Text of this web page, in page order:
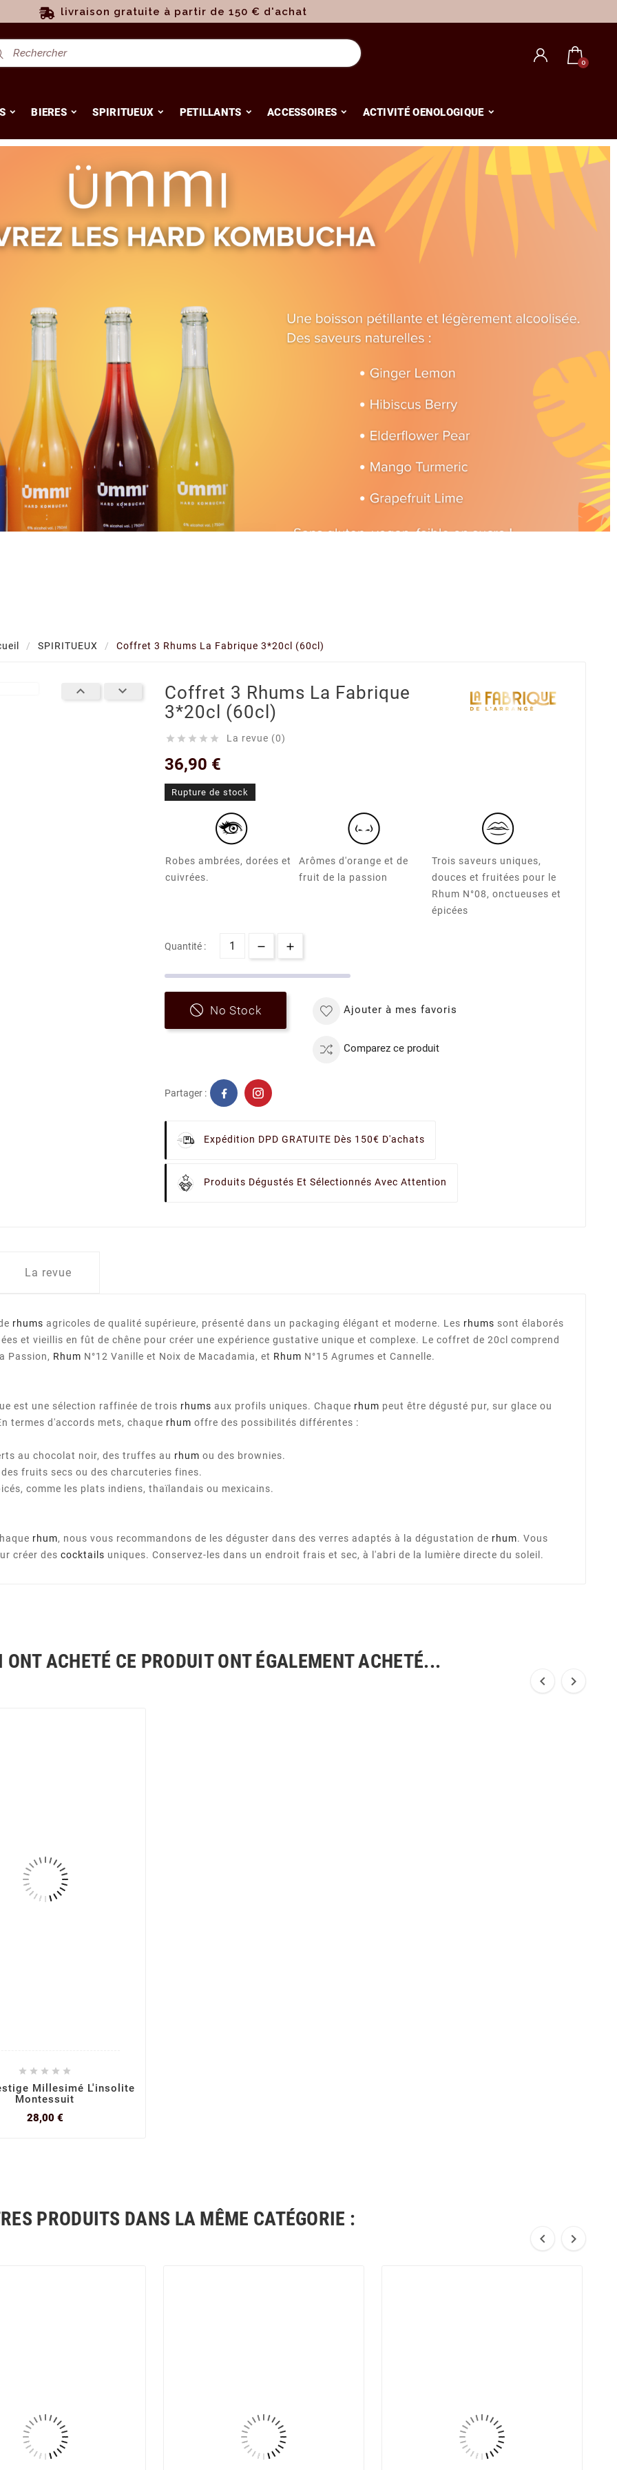
livraison gratuite à partir de 150 € d'achat
BIERES SPIRITUEUX PETILLANTS ACCESSOIRES ACTIVITÉ OENOLOGIQUE
SPIRITUEUX Coffret 3 Rhums La Fabrique 3*20cl (60cl)
 
Coffret 3 Rhums La Fabrique
3*20cl (60cl)
     La revue (0)
36,90 €
Rupture de stock
Robes ambrées, dorées et
cuivrées.
Arômes d'orange et de
fruit de la passion
Trois saveurs uniques,
douces et fruitées pour le
Rhum N°08, onctueuses et
épicées
Quantité :
No Stock Ajouter à mes favoris
Comparez ce produit
Partager :
Expédition DPD GRATUITE Dès 150€ D'achats
Produits Dégustés Et Sélectionnés Avec Attention
La revue
rhums agricoles de qualité supérieure, présenté dans un packaging élégant et moderne. Les rhums sont élaborés
et vieillis en fût de chêne pour créer une expérience gustative unique et complexe. Le coffret de 20cl comprend
Passion, Rhum N°12 Vanille et Noix de Macadamia, et Rhum N°15 Agrumes et Cannelle.
est une sélection raffinée de trois rhums aux profils uniques. Chaque rhum peut être dégusté pur, sur glace ou
termes d'accords mets, chaque rhum offre des possibilités différentes :
au chocolat noir, des truffes au rhum ou des brownies.
fruits secs ou des charcuteries fines.
comme les plats indiens, thaïlandais ou mexicains.
rhum, nous vous recommandons de les déguster dans des verres adaptés à la dégustation de rhum. Vous
créer des cocktails uniques. Conservez-les dans un endroit frais et sec, à l'abri de la lumière directe du soleil.
ONT ACHETÉ CE PRODUIT ONT ÉGALEMENT ACHETÉ...
 
    
Millesimé L'insolite
Montessuit
28,00 €Prix
PRODUITS DANS LA MÊME CATÉGORIE :
 